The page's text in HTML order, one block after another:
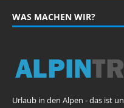
WAS MACHEN WIR?
Urlaub in den Alpen - das ist